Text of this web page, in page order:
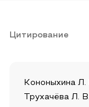
Цитирование
Кононыхина Л.
Трухачёва Л.